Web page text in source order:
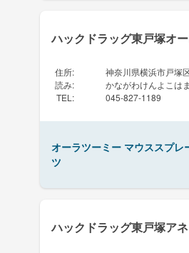
ハックドラッグ東戸塚オ
住所:
神奈川県横浜市戸塚
読み:
かながわけんよこは
TEL : 045-827-1189
オーラツーミー マウススプレ
ツ
ハックドラッグ東戸塚ア